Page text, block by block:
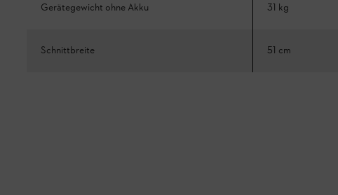
Gerätegewicht ohne Akku 31 kg
Schnittbreite 51 cm